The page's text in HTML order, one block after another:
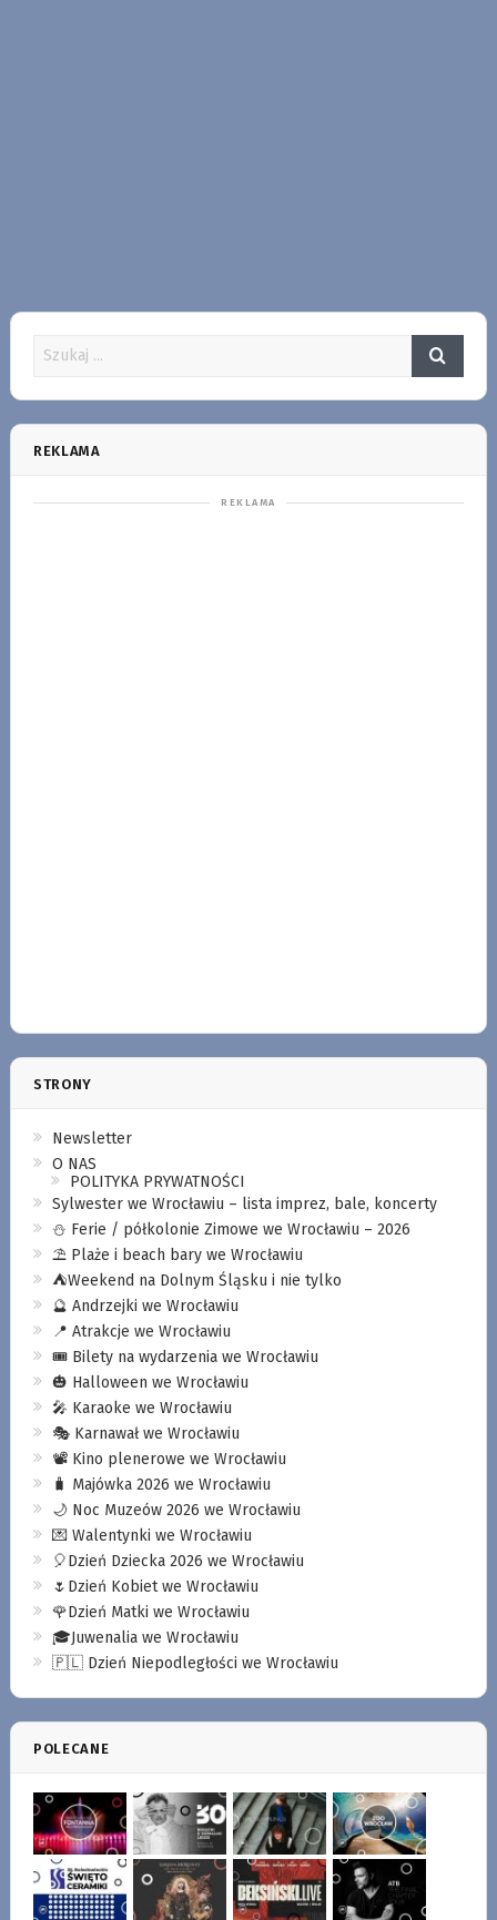
REKLAMA
STRONY
Newsletter
O NAS
POLITYKA PRYWATNOŚCI
Sylwester we Wrocławiu – lista imprez, bale, koncerty
⛄️ Ferie / półkolonie Zimowe we Wrocławiu – 2026
⛱️ Plaże i beach bary we Wrocławiu
⛺️Weekend na Dolnym Śląsku i nie tylko
🔮 Andrzejki we Wrocławiu
📍 Atrakcje we Wrocławiu
🎟️ Bilety na wydarzenia we Wrocławiu
🎃 Halloween we Wrocławiu
🎤 Karaoke we Wrocławiu
🎭 Karnawał we Wrocławiu
📽️ Kino plenerowe we Wrocławiu
🧳 Majówka 2026 we Wrocławiu
🌙 Noc Muzeów 2026 we Wrocławiu
💌 Walentynki we Wrocławiu
🎈Dzień Dziecka 2026 we Wrocławiu
🌷Dzień Kobiet we Wrocławiu
🌹Dzień Matki we Wrocławiu
🎓Juwenalia we Wrocławiu
🇵🇱 Dzień Niepodległości we Wrocławiu
POLECANE